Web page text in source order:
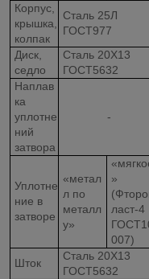
Корпус,
крышка,
колпак
Сталь 25Л
ГОСТ977
Диск,
седло
Сталь 20Х13
ГОСТ5632
Наплав
ка
уплотне
ний
затвора
-
Уплотне
ние в
затворе
«метал
л по
металл
у»
»
ласт-4
007)
Шток
Сталь 20Х13
ГОСТ5632